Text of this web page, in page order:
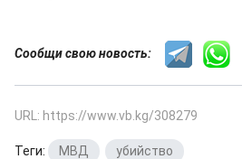
Сообщи свою новость:
URL: https://www.vb.kg/308279
Теги: МВД убийство